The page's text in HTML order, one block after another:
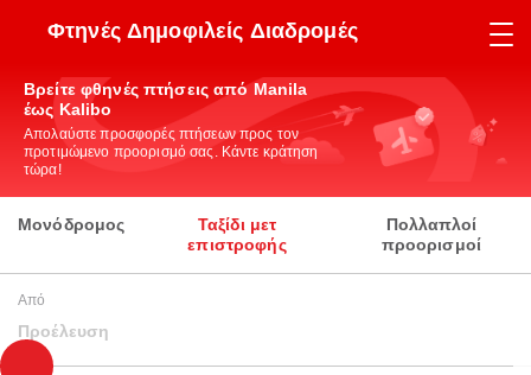
Φτηνές Δημοφιλείς Διαδρομές
Βρείτε φθηνές πτήσεις από Manila
έως Kalibo
Απολαύστε προσφορές πτήσεων προς τον
προτιμώμενο προορισμό σας. Κάντε κράτηση
τώρα!
Μονόδρομος
Ταξίδι μετ
επιστροφής
Πολλαπλοί
προορισμοί
Από
Προέλευση